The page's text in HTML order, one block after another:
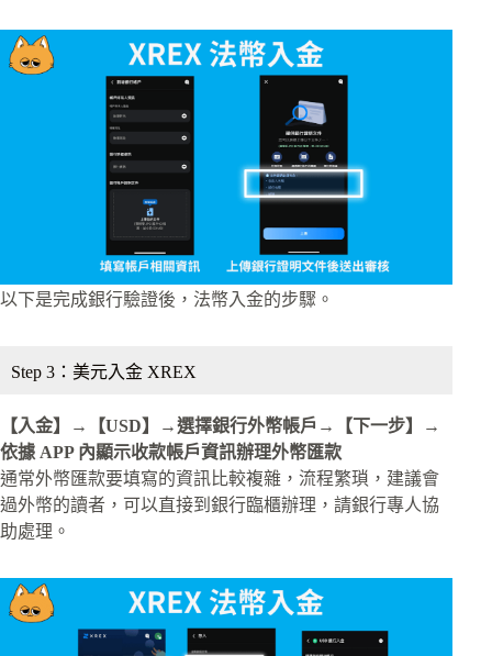
以下是完成銀行驗證後，法幣入金的步驟。
Step 3：美元入金 XREX
【入金】→【USD】→選擇銀行外幣帳戶→【下一步】→
依據 APP 內顯示收款帳戶資訊辦理外幣匯款
通常外幣匯款要填寫的資訊比較複雜，流程繁瑣，建議會
過外幣的讀者，可以直接到銀行臨櫃辦理，請銀行專人協
助處理。